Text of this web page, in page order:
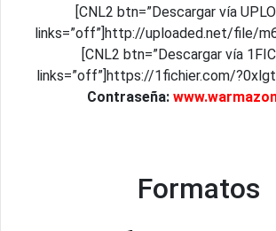
[CNL2 btn=”Descargar vía
links=”off”]http://uploaded.net/file/
[CNL2 btn=”Descargar vía
links=”off”]https://1fichier.com/
Contraseña:
Formatos